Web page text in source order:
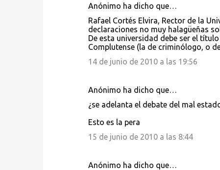
Anónimo ha dicho que…
Rafael Cortés Elvira, Rector de la
declaraciones no muy halagüeñas
De esta universidad debe ser el
Complutense (la de criminólogo, o
14 de junio de 2010 a las 19:56
Anónimo ha dicho que…
¿se adelanta el debate del mal
Esto es la pera
15 de junio de 2010 a las 8:44
Anónimo ha dicho que…